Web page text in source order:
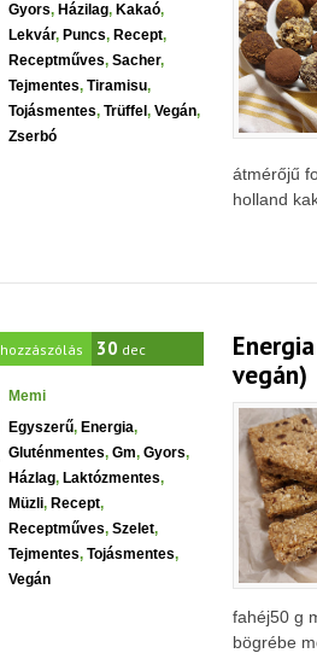
Gyors, Házilag, Kakaó,
Lekvár, Puncs, Recept,
Receptműves, Sacher,
Tejmentes, Tiramisu,
Tojásmentes, Trüffel , Vegán,
Zserbó
átmérőjű
holland
hozzászólás 30 dec
Memi
Egyszerű, Energia,
Gluténmentes, Gm, Gyors,
Házlag, Laktózmentes,
Müzli, Recept,
Receptműves, Szelet,
Tejmentes, Tojásmentes,
Vegán
vegán)
fahéj50 g
bögrébe